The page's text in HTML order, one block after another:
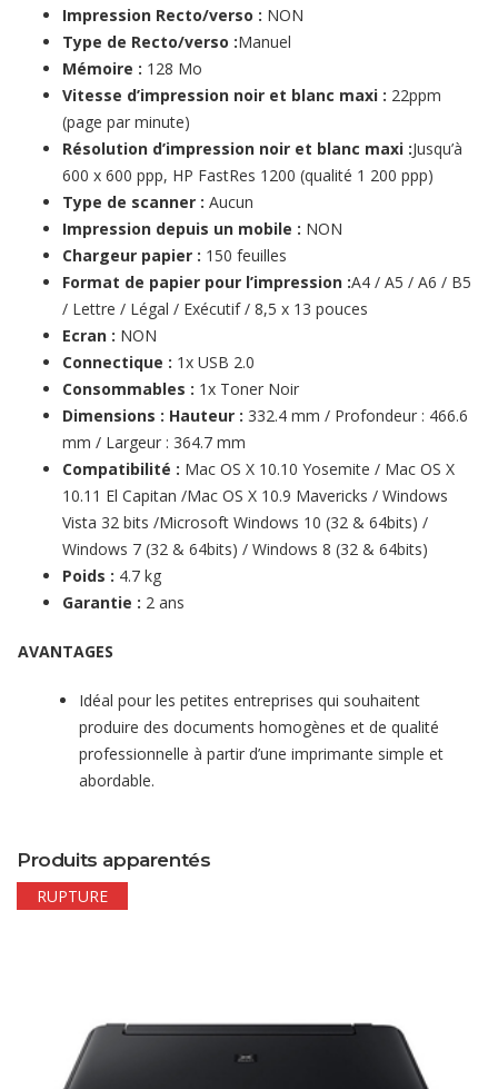
Impression Recto/verso : NON
Type de Recto/verso :Manuel
Mémoire : 128 Mo
Vitesse d’impression noir et blanc maxi : 22ppm
(page par minute)
Résolution d’impression noir et blanc maxi :Jusqu’à
600 x 600 ppp, HP FastRes 1200 (qualité 1 200 ppp)
Type de scanner : Aucun
Impression depuis un mobile : NON
Chargeur papier : 150 feuilles
Format de papier pour l’impression :A4 / A5 / A6 / B5
/ Lettre / Légal / Exécutif / 8,5 x 13 pouces
Ecran : NON
Connectique : 1x USB 2.0
Consommables : 1x Toner Noir
Dimensions : Hauteur : 332.4 mm / Profondeur : 466.6
mm / Largeur : 364.7 mm
Compatibilité : Mac OS X 10.10 Yosemite / Mac OS X
10.11 El Capitan /Mac OS X 10.9 Mavericks / Windows
Vista 32 bits /Microsoft Windows 10 (32 & 64bits) /
Windows 7 (32 & 64bits) / Windows 8 (32 & 64bits)
Poids : 4.7 kg
Garantie : 2 ans
AVANTAGES
Idéal pour les petites entreprises qui souhaitent
produire des documents homogènes et de qualité
professionnelle à partir d’une imprimante simple et
abordable.
Produits apparentés
RUPTURE